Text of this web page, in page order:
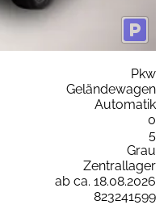
Pkw
Geländewagen
Automatik
0
5
Grau
Zentrallager
ab ca. 18.08.2026
823241599